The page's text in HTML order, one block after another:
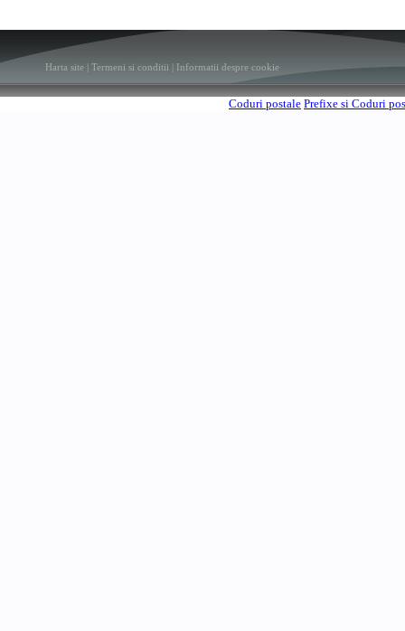
Harta site Termeni si conditii Informatii despre cookie
Coduri postale Prefixe si Coduri